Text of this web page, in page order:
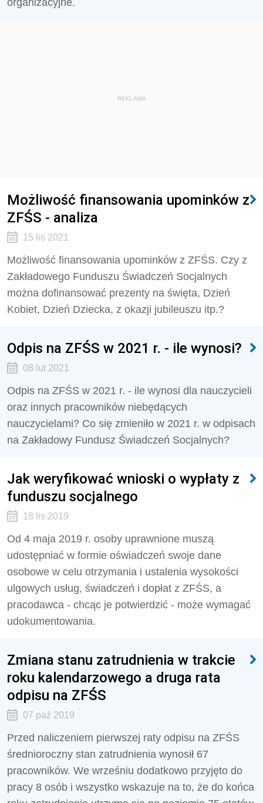
organizacyjne.
REKLAMA
Możliwość finansowania upominków z
ZFŚS - analiza
15 lis 2021
Możliwość finansowania upominków z ZFŚS. Czy z
Zakładowego Funduszu Świadczeń Socjalnych
można dofinansować prezenty na święta, Dzień
Kobiet, Dzień Dziecka, z okazji jubileuszu itp.?
Odpis na ZFŚS w 2021 r. - ile wynosi?
08 lut 2021
Odpis na ZFŚS w 2021 r. - ile wynosi dla nauczycieli
oraz innych pracowników niebędących
nauczycielami? Co się zmieniło w 2021 r. w odpisach
na Zakładowy Fundusz Świadczeń Socjalnych?
Jak weryfikować wnioski o wypłaty z
funduszu socjalnego
18 lis 2019
Od 4 maja 2019 r. osoby uprawnione muszą
udostępniać w formie oświadczeń swoje dane
osobowe w celu otrzymania i ustalenia wysokości
ulgowych usług, świadczeń i dopłat z ZFŚS, a
pracodawca - chcąc je potwierdzić - może wymagać
udokumentowania.
Zmiana stanu zatrudnienia w trakcie
roku kalendarzowego a druga rata
odpisu na ZFŚS
07 paź 2019
Przed naliczeniem pierwszej raty odpisu na ZFŚS
średnioroczny stan zatrudnienia wynosił 67
pracowników. We wrześniu dodatkowo przyjęto do
pracy 8 osób i wszystko wskazuje na to, że do końca